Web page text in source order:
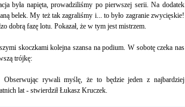
była napięta, prowadziliśmy po pierwszej serii. Na dodatek
belek. My też tak zagraliśmy i... to było zagranie zwycięskie!
dobrą fazę lotu. Pokazał, że w tym jest mistrzem.
skoczkami kolejna szansa na podium. W sobotę czeka nas
trójkę:
rywali myślę, że to będzie jeden z najbardziej
lat - stwierdził Łukasz Kruczek.